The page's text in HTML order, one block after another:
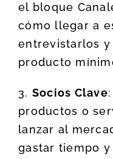
el bloque
cómo llegar a
entrevistarlos
producto
3. Socios Clave
productos o
lanzar al
gastar tiempo